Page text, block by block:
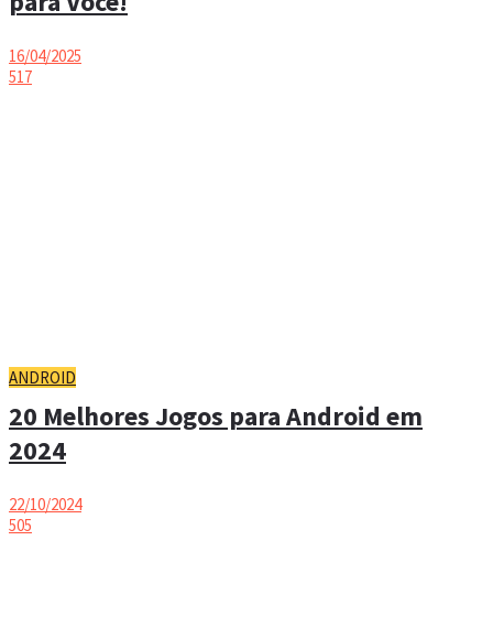
16/04/2025
517
ANDROID
20 Melhores Jogos para Android em
2024
22/10/2024
505